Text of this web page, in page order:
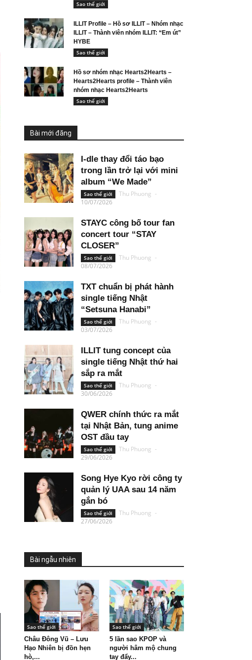
Sao thế giới
ILLIT Profile – Hồ sơ ILLIT – Nhóm nhạc
ILLIT – Thành viên nhóm ILLIT: “Em út”
HYBE
Sao thế giới
Hồ sơ nhóm nhạc Hearts2Hearts –
Hearts2Hearts profile – Thành viên
nhóm nhạc Hearts2Hearts
Sao thế giới
Bài mới đăng
I-dle thay đổi táo bạo
trong lần trở lại với mini
album “We Made”
Sao thế giới Thu Phuong -
10/07/2026
STAYC công bố tour fan
concert tour “STAY
CLOSER”
Sao thế giới Thu Phuong -
08/07/2026
TXT chuẩn bị phát hành
single tiếng Nhật
“Setsuna Hanabi”
Sao thế giới Thu Phuong -
03/07/2026
ILLIT tung concept của
single tiếng Nhật thứ hai
sắp ra mắt
Sao thế giới Thu Phuong -
30/06/2026
QWER chính thức ra mắt
tại Nhật Bản, tung anime
OST đầu tay
Sao thế giới Thu Phuong -
29/06/2026
Song Hye Kyo rời công ty
quản lý UAA sau 14 năm
gắn bó
Sao thế giới Thu Phuong -
27/06/2026
Bài ngẫu nhiên
Sao thế giới
Châu Đông Vũ – Lưu
Hạo Nhiên bị đồn hẹn
hò,...
Sao thế giới
5 lần sao KPOP và
người hâm mộ chung
tay đẩy...